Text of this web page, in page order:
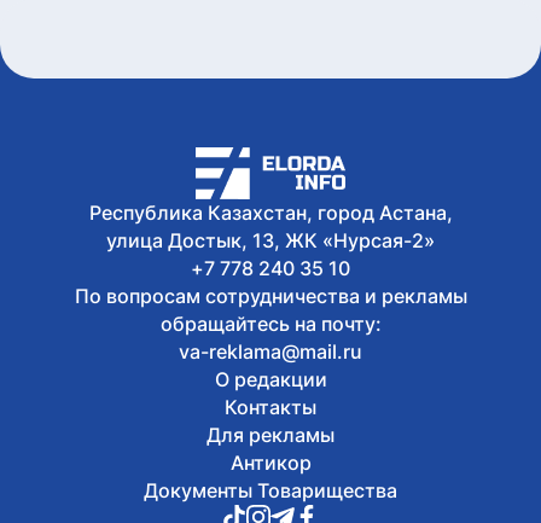
8 августа, 2026
Open air фестиваль JASTAR DAY
состоится в Астане в День молодежи
Республика Казахстан, город Астана,
улица Достык, 13, ЖК «Нурсая-2»
+7 778 240 35 10
По вопросам сотрудничества и рекламы
обращайтесь на почту:
va-reklama@mail.ru
О редакции
Контакты
Для рекламы
Антикор
Документы Товарищества